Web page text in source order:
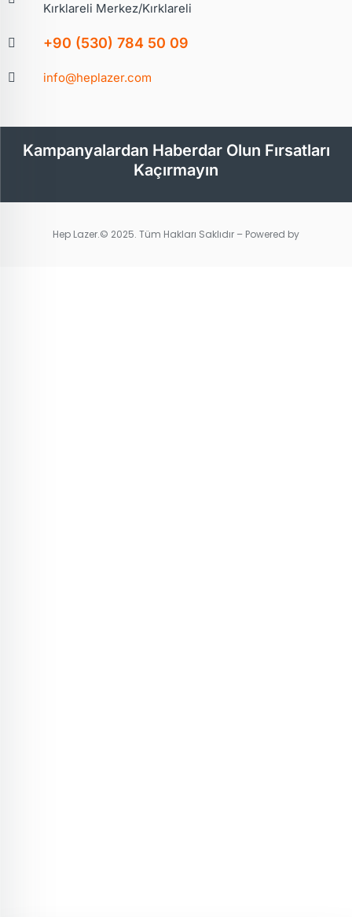
Kırklareli Merkez/Kırklareli
+90 (530) 784 50 09
info@heplazer.com
Kampanyalardan Haberdar Olun Fırsatları
Kaçırmayın
Hep Lazer.© 2025. Tüm Hakları Saklıdır – Powered by